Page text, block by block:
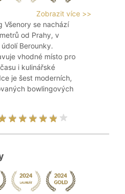
Zobrazit více >>
Všenory se nachází
od Prahy, v
Berounky.
vhodné místo pro
i kulinářské
je šest moderních,
bowlingových